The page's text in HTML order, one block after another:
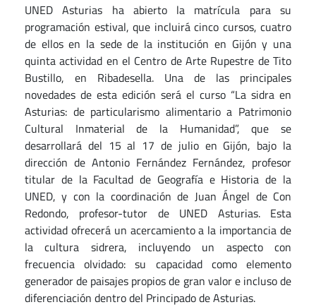
UNED Asturias ha abierto la matrícula para su
programación estival, que incluirá cinco cursos, cuatro
de ellos en la sede de la institución en Gijón y una
quinta actividad en el Centro de Arte Rupestre de Tito
Bustillo, en Ribadesella. Una de las principales
novedades de esta edición será el curso “La sidra en
Asturias: de particularismo alimentario a Patrimonio
Cultural Inmaterial de la Humanidad”, que se
desarrollará del 15 al 17 de julio en Gijón, bajo la
dirección de Antonio Fernández Fernández, profesor
titular de la Facultad de Geografía e Historia de la
UNED, y con la coordinación de Juan Ángel de Con
Redondo, profesor-tutor de UNED Asturias. Esta
actividad ofrecerá un acercamiento a la importancia de
la cultura sidrera, incluyendo un aspecto con
frecuencia olvidado: su capacidad como elemento
generador de paisajes propios de gran valor e incluso de
diferenciación dentro del Principado de Asturias.